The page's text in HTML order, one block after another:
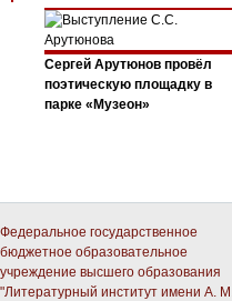
Сергей Арутюнов провёл
поэтическую площадку в
парке «Музеон»
Федеральное государственное
бюджетное образовательное
учреждение высшего образования
"Литературный институт имени А.